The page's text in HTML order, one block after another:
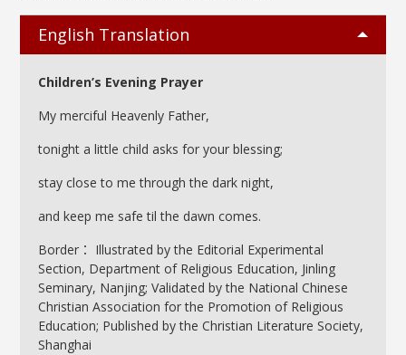
English Translation
Children’s Evening Prayer
My merciful Heavenly Father,
tonight a little child asks for your blessing;
stay close to me through the dark night,
and keep me safe til the dawn comes.
Border： Illustrated by the Editorial Experimental
Section, Department of Religious Education, Jinling
Seminary, Nanjing; Validated by the National Chinese
Christian Association for the Promotion of Religious
Education; Published by the Christian Literature Society,
Shanghai